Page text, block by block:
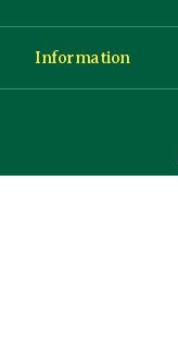
Information
Köp- och